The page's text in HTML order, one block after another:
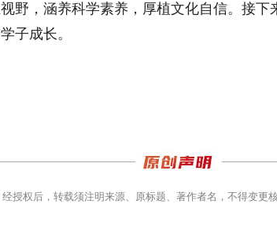
野，涵养科学素养，厚植文化自信。接
子成长。
授权后，转载须注明来源、原标题、著作者名，不得变更核